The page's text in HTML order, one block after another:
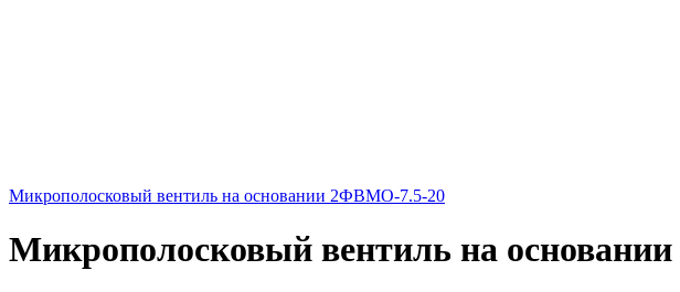
Микрополосковый вентиль на основании 2ФВМO-7.5-20
Микрополосковый вентиль на